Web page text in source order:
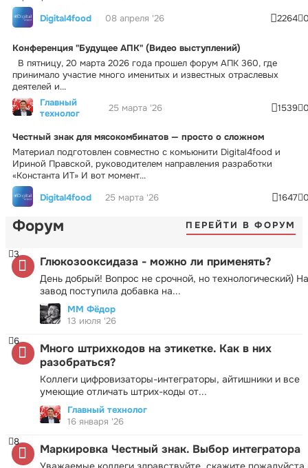
Digital4food
08 апреля '26 2264
Конференция "Будущее АПК" (Видео выступлений)
В пятницу, 20 марта 2026 года прошел форум АПК 360, где
принимало участие много именитых и известных отраслевых
деятелей и...
Главный
технолог
25 марта '26 1539
Честный знак для мясокомбинатов — просто о сложном
Материал подготовлен совместно с комьюнити Digital4food и
Ириной Правской, руководителем направления разработки
«Константа ИТ» И вот момент...
Digital4food
25 марта '26 1647
Форум ПЕРЕЙТИ В ФОРУМ
Глюкозооксидаза - можно ли применять?
День добрый! Вопрос не срочной, но технологический) На
завод поступила добавка на...
3
ММ Фёдор
13 июля '26
Много штрихкодов на этикетке. Как в них
разобраться?
Коллеги цифровизаторы-интеграторы, айтишники и все
умеющие отличать штрих-коды от...
6
Главный технолог
16 января '26
Маркировка Честный знак. Выбор интегратора
8